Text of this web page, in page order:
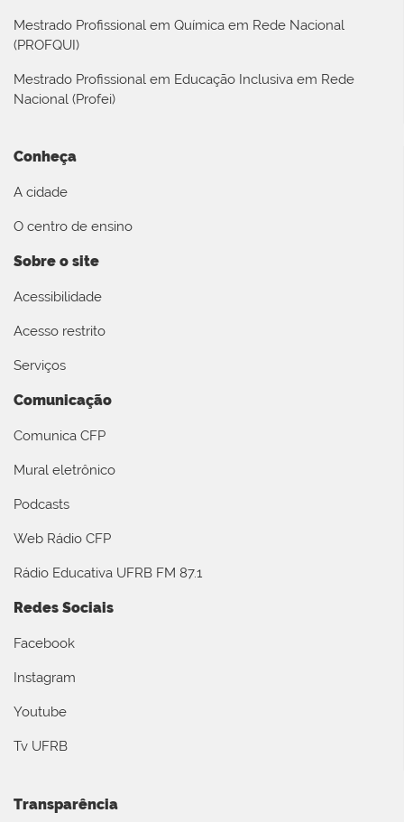
Mestrado Profissional em Química em Rede Nacional
(PROFQUI)
Mestrado Profissional em Educação Inclusiva em Rede
Nacional (Profei)
Conheça
A cidade
O centro de ensino
Sobre o site
Acessibilidade
Acesso restrito
Serviços
Comunicação
Comunica CFP
Mural eletrônico
Podcasts
Web Rádio CFP
Rádio Educativa UFRB FM 87.1
Redes Sociais
Facebook
Instagram
Youtube
Tv UFRB
Transparência